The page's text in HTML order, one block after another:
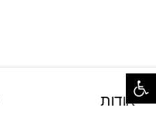
אודות
פתח סרגל נגישות